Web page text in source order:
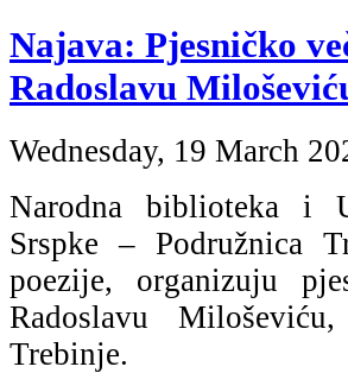
Najava: Pjesničko
Radoslavu
Wednesday, 19 March
Narodna biblioteka i
Srspke – Podružnica
poezije, organizuju
Radoslavu
Trebinje.